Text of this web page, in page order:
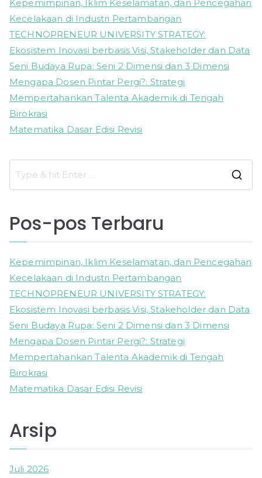
Kepemimpinan, Iklim Keselamatan, dan Pencegahan
Kecelakaan di Industri Pertambangan
TECHNOPRENEUR UNIVERSITY STRATEGY:
Ekosistem Inovasi berbasis Visi, Stakeholder dan Data
Seni Budaya Rupa: Seni 2 Dimensi dan 3 Dimensi
Mengapa Dosen Pintar Pergi?: Strategi
Mempertahankan Talenta Akademik di Tengah
Birokrasi
Matematika Dasar Edisi Revisi
c
Pos-pos Terbaru
Kepemimpinan, Iklim Keselamatan, dan Pencegahan
Kecelakaan di Industri Pertambangan
TECHNOPRENEUR UNIVERSITY STRATEGY:
Ekosistem Inovasi berbasis Visi, Stakeholder dan Data
Seni Budaya Rupa: Seni 2 Dimensi dan 3 Dimensi
Mengapa Dosen Pintar Pergi?: Strategi
Mempertahankan Talenta Akademik di Tengah
Birokrasi
Matematika Dasar Edisi Revisi
Arsip
Juli 2026